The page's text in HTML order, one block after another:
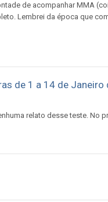
de acompanhar MMA
Lembrei da época que
de 1 a 14 de Janeiro
relato desse teste. No